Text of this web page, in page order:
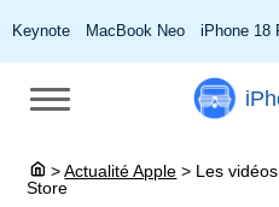
Keynote MacBook Neo iPhone 18
> Actualité Apple > Les
Store